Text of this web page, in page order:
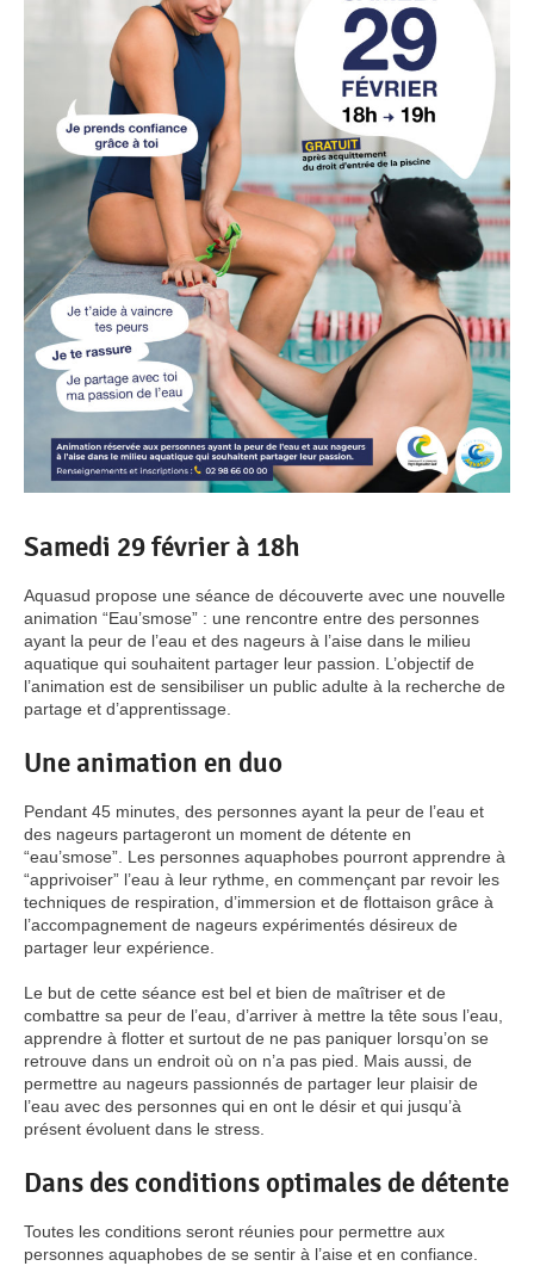
Samedi 29 février à 18h
Aquasud propose une séance de découverte avec une nouvelle
animation “Eau’smose” : une rencontre entre des personnes
ayant la peur de l’eau et des nageurs à l’aise dans le milieu
aquatique qui souhaitent partager leur passion. L’objectif de
l’animation est de sensibiliser un public adulte à la recherche de
partage et d’apprentissage.
Une animation en duo
Pendant 45 minutes, des personnes ayant la peur de l’eau et
des nageurs partageront un moment de détente en
“eau’smose”. Les personnes aquaphobes pourront apprendre à
“apprivoiser” l’eau à leur rythme, en commençant par revoir les
techniques de respiration, d’immersion et de flottaison grâce à
l’accompagnement de nageurs expérimentés désireux de
partager leur expérience.
Le but de cette séance est bel et bien de maîtriser et de
combattre sa peur de l’eau, d’arriver à mettre la tête sous l’eau,
apprendre à flotter et surtout de ne pas paniquer lorsqu’on se
retrouve dans un endroit où on n’a pas pied. Mais aussi, de
permettre au nageurs passionnés de partager leur plaisir de
l’eau avec des personnes qui en ont le désir et qui jusqu’à
présent évoluent dans le stress.
Dans des conditions optimales de détente
Toutes les conditions seront réunies pour permettre aux
personnes aquaphobes de se sentir à l’aise et en confiance.